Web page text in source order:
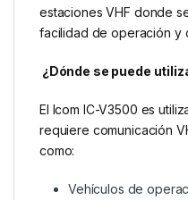
estaciones VHF donde
facilidad de operación y
¿Dónde se puede
El Icom IC-V3500 es
requiere comunicación
como:
Vehículos de